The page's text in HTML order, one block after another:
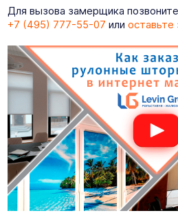
Для вызова замерщика
+7 (495) 777-55-07 или оставьте